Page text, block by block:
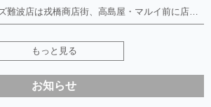
ブランドハンズ難波店は戎橋商店街、高島屋・マルイ前に店舗があります！ ボロボロのルイヴィトン、エルメス、シャネルも高価買取！！ ぼろぼろのものでもブランドハンズなら高くお買取り致します！ ブランド香水や化粧品、動かない時計、ロレックスは特に高価買取です。 貴金属や宝石、ダイヤモンドの鑑定書がないものでもしっかり見させて頂きます。 是非お気軽にお越しください。
もっと見る
お知らせ